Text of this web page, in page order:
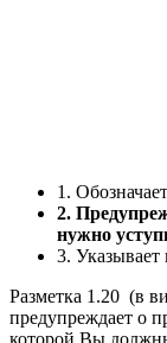
1.
2.
нужно
3. Указывает
Разметка 1.20 (в
предупреждает о
которой Вы